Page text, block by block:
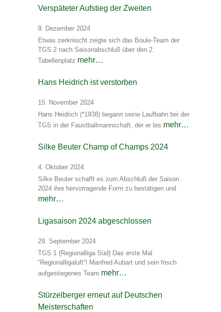
Verspäteter Aufstieg der Zweiten
9. Dezember 2024
Etwas zerknischt zeigte sich das Boule-Team der
TGS 2 nach Saisonabschluß über den 2.
Tabellenplatz mehr…
Hans Heidrich ist verstorben
15. November 2024
Hans Heidrich (*1938) begann seine Laufbahn bei der
TGS in der Faustballmannschaft, der er bis mehr…
Silke Beuter Champ of Champs 2024
4. Oktober 2024
Silke Beuter schafft es zum Abschluß der Saison
2024 ihre hervorragende Form zu bestätigen und
mehr…
Ligasaison 2024 abgeschlossen
29. September 2024
TGS 1 (Regionalliga Süd) Das erste Mal
“Regionalligaluft”! Manfred Aubart und sein frisch
aufgestiegenes Team mehr…
Stürzelberger erneut auf Deutschen
Meisterschaften